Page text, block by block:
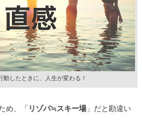
動したときに、人生が変わる！
め、「 リゾバ≒スキー場」だと勘違い